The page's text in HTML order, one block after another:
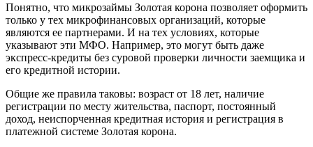
Понятно, что микрозаймы Золотая корона позволяет оформить
только у тех микрофинансовых организаций, которые
являются ее партнерами. И на тех условиях, которые
указывают эти МФО. Например, это могут быть даже
экспресс-кредиты без суровой проверки личности заемщика и
его кредитной истории.
Общие же правила таковы: возраст от 18 лет, наличие
регистрации по месту жительства, паспорт, постоянный
доход, неиспорченная кредитная история и регистрация в
платежной системе Золотая корона.